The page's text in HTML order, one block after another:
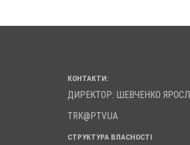
КОНТАКТИ:
ДИРЕКТОР: ШЕВЧЕНКО
TRK@PTV.UA
СТРУКТУРА ВЛАСНОСТІ